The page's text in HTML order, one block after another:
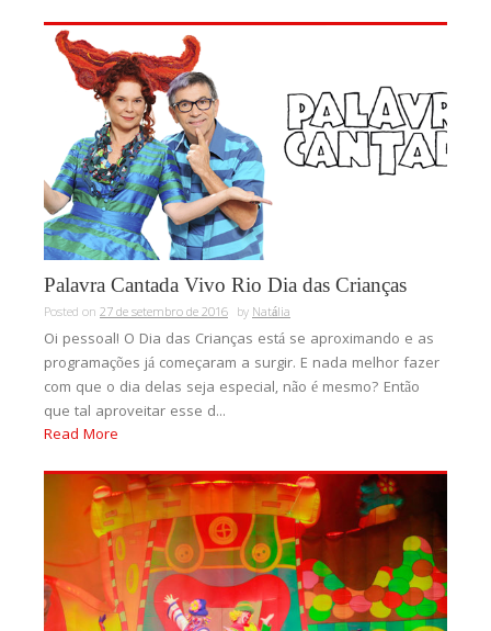
Palavra Cantada Vivo Rio Dia das Crianças
Posted on 27 de setembro de 2016 byNatália
Oi pessoal! O Dia das Crianças está se aproximando e as
programações já começaram a surgir. E nada melhor fazer
com que o dia delas seja especial, não é mesmo? Então
que tal aproveitar esse d...
Read More